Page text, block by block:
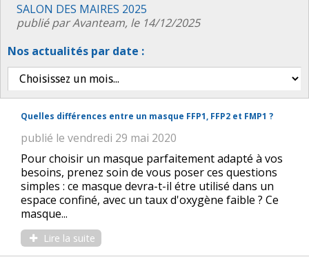
SALON DES MAIRES 2025
publié par Avanteam, le 14/12/2025
Nos actualités par date :
Quelles différences entre un masque FFP1, FFP2 et FMP1 ?
publié le vendredi 29 mai 2020
Pour choisir un masque parfaitement adapté à vos
besoins, prenez soin de vous poser ces questions
simples : ce masque devra-t-il étre utilisé dans un
espace confiné, avec un taux d'oxygène faible ? Ce
masque...
Lire la suite